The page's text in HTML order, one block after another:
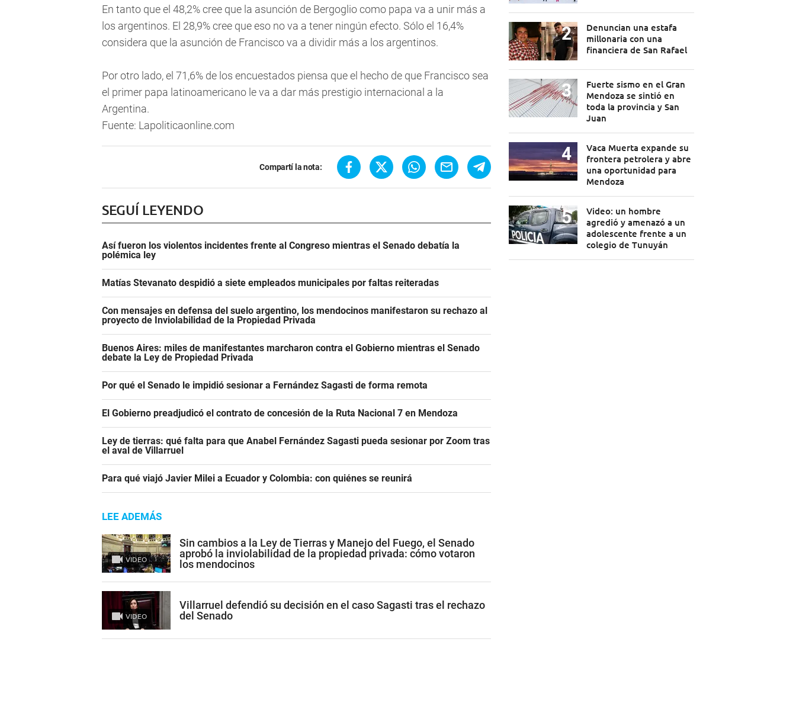
En tanto que el 48,2% cree que la asunción de Bergoglio como papa va a unir más a
los argentinos. El 28,9% cree que eso no va a tener ningún efecto. Sólo el 16,4%
considera que la asunción de Francisco va a dividir más a los argentinos.
Por otro lado, el 71,6% de los encuestados piensa que el hecho de que Francisco sea
el primer papa latinoamericano le va a dar más prestigio internacional a la
Argentina.
Fuente: Lapoliticaonline.com
Compartí la nota:
SEGUÍ LEYENDO
Así fueron los violentos incidentes frente al Congreso mientras el Senado debatía la
polémica ley
Matías Stevanato despidió a siete empleados municipales por faltas reiteradas
Con mensajes en defensa del suelo argentino, los mendocinos manifestaron su rechazo al
proyecto de Inviolabilidad de la Propiedad Privada
Buenos Aires: miles de manifestantes marcharon contra el Gobierno mientras el Senado
debate la Ley de Propiedad Privada
Por qué el Senado le impidió sesionar a Fernández Sagasti de forma remota
El Gobierno preadjudicó el contrato de concesión de la Ruta Nacional 7 en Mendoza
Ley de tierras: qué falta para que Anabel Fernández Sagasti pueda sesionar por Zoom tras
el aval de Villarruel
Para qué viajó Javier Milei a Ecuador y Colombia: con quiénes se reunirá
LEE ADEMÁS
VIDEO
Sin cambios a la Ley de Tierras y Manejo del Fuego, el Senado
aprobó la inviolabilidad de la propiedad privada: cómo votaron
los mendocinos
VIDEO
Villarruel defendió su decisión en el caso Sagasti tras el rechazo
del Senado
Denuncian una estafa
millonaria con una
financiera de San Rafael
Fuerte sismo en el Gran
Mendoza se sintió en
toda la provincia y San
Juan
Vaca Muerta expande su
frontera petrolera y abre
una oportunidad para
Mendoza
Video: un hombre
agredió y amenazó a un
adolescente frente a un
colegio de Tunuyán